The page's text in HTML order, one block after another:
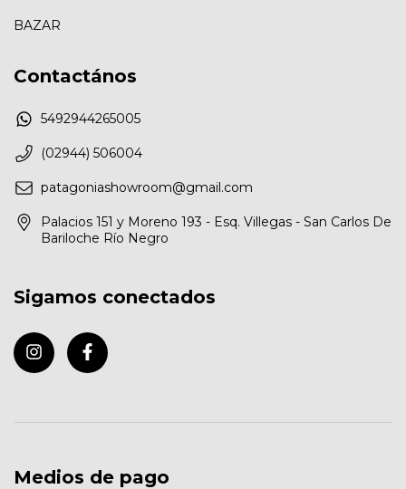
BAZAR
Contactános
5492944265005
(02944) 506004
patagoniashowroom@gmail.com
Palacios 151 y Moreno 193 - Esq. Villegas - San Carlos De
Bariloche Río Negro
Sigamos conectados
Medios de pago